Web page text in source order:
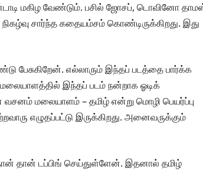
மகிழ வேண்டும். பசில் ஜோசப், டொவினோ
சார்ந்த கதையம்சம் கொண்டிருக்கிறது. இது
பேசுகிறேன். எல்லாரும் இந்தப் படத்தை பார்க்க
இந்தப் படம் நன்றாக ஓடிக்
வசனம் மலையாளம் – தமிழ் என்று மொழி பெயர்ப்பு
எழுதப்பட்டு இருக்கிறது. அனைவருக்கும்
நான் தான் டப்பிங் செய்துள்ளேன். இதனால் தமிழ்